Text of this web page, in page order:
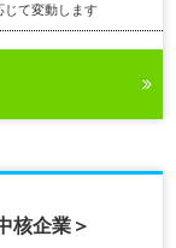
じて変動します
核企業＞